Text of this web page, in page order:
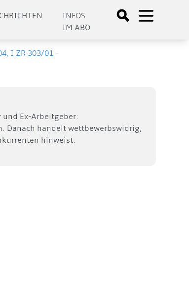
INFOS
IM ABO
I ZR 303/01 -
Ex-Arbeitgeber:
Danach handelt wettbewerbswidrig,
hinweist.